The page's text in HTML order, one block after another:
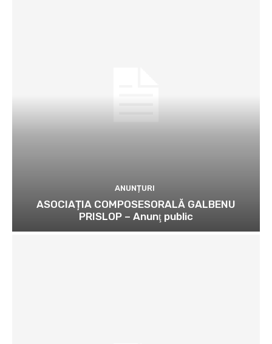
ANUNȚURI
ASOCIAȚIA COMPOSESORALĂ GALBENU
PRISLOP – Anunţ public